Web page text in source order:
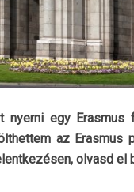
nyerni egy
az Erasmus
olvasd el